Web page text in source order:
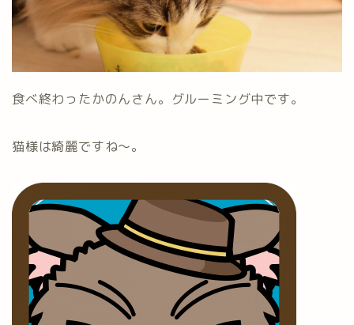
食べ終わったかのんさん。グルーミング中です。
猫様は綺麗ですね～。